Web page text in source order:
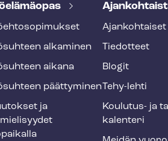
alkaminen
aikana
päättyminen
ja
Ajankohtaiset
Tiedotteet
Blogit
Tehy-lehti
Koulutus- ja
ka­len­te­ri